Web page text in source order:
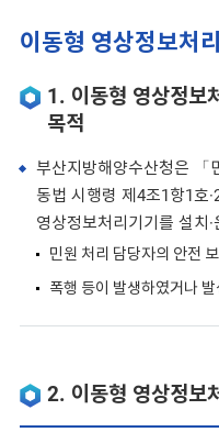
이동형 영상정보처
1. 이동형 영상정보
목적
부산지방해양수산청은 「
동법 시행령 제4조1항1호
영상정보처리기기를 설치
민원 처리 담당자의 안전
폭행 등이 발생하였거나
2. 이동형 영상정보